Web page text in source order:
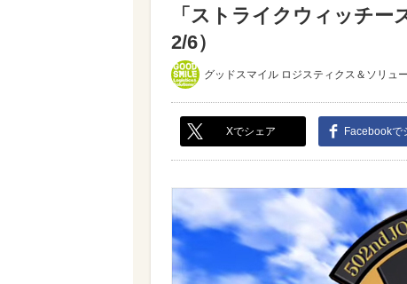
「ストライクウィッチー
2/6）
グッドスマイル ロジスティクス＆ソリュ
Xでシェア Facebookで